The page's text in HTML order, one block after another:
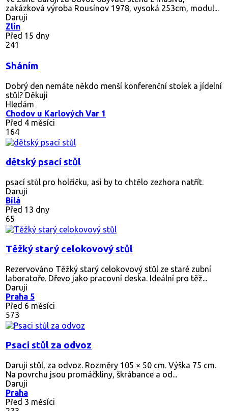
zakázková výroba Rousínov 1978, vysoká 253cm, modul...
Daruji
Zlín
Před 15 dny
241
Sháním
Dobrý den nemáte někdo menší konferenční stolek a jídelní
stůl? Děkuji
Hledám
Chodov u Karlových Var 1
Před 4 měsíci
164
dětský psací stůl
psací stůl pro holčičku, asi by to chtělo zezhora natřít.
Daruji
Bílá
Před 13 dny
65
Těžký starý celokovový stůl
Rezervováno Těžký starý celokovový stůl ze staré zubní
laboratoře. Dřevo jako pracovní deska. Ideální pro těž...
Daruji
Praha 5
Před 6 měsíci
573
Psaci stůl za odvoz
Daruji stůl, za odvoz. Rozměry 105 × 50 cm. Výška 75 cm.
Na povrchu jsou promáčkliny, škrábance a od...
Daruji
Praha
Před 3 měsíci